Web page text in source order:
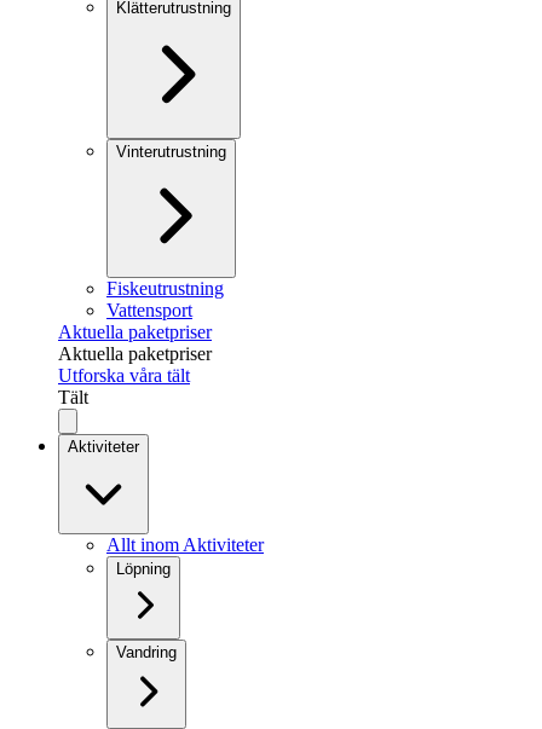
Klätterutrustning
Vinterutrustning
Fiskeutrustning
Vattensport
Aktuella paketpriser
Aktuella paketpriser
Utforska våra tält
Tält
Aktiviteter
Allt inom Aktiviteter
Löpning
Vandring